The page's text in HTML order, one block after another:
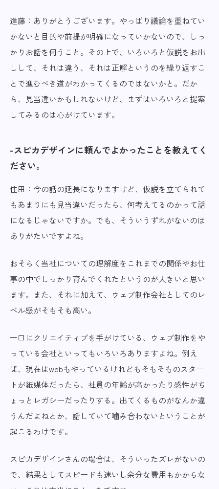
進藤：ありがとうございます。やっぱり議論を重ねてい
かないと目的や前提が明確になっていかないので、しっ
かりお話を伺うこと。その上で、いろいろと仮説をお出
しして、それは違う、それは正解というのを繰り返すこ
とで進むべき道がわかってくるのではないかと。だか
ら、見当違いかもしれないけど、まずはいろいろと提案
してみるのは心がけています。
スピカデザインに頼んでよかったことを教えてく
ださい。
住田：今の話の延長になりますけど、仮説を立てられて
もあまりにも見当違いだったら、何考えてるのかって話
になるじゃないですか。でも、そういうずれがないのは
ありがたいですよね。
おそらく当社についての理解度をこれまでの関係やお仕
事の中でしっかり育んでくれたというのが大きいと思い
ます。また、それに加えて、ウェブ制作会社としてのレ
ベル感がそもそも高い。
一口にクリエイティブを手がけている、ウェブ制作をや
っている会社といってもいろいろありますよね。例え
ば、現在はwebもやっているけれどもそもそものスター
トが紙媒体だったら、社員の年齢が高かったり感性がち
ょっとレガシーだったりする。出てくるものがなんか違
うんだよねとか、話していて噛み合わないということが
起こるわけです。
スピカデザインさんの場合は、そういったズレがないの
で、結果としてスピードも速いし余分な費用もかからな